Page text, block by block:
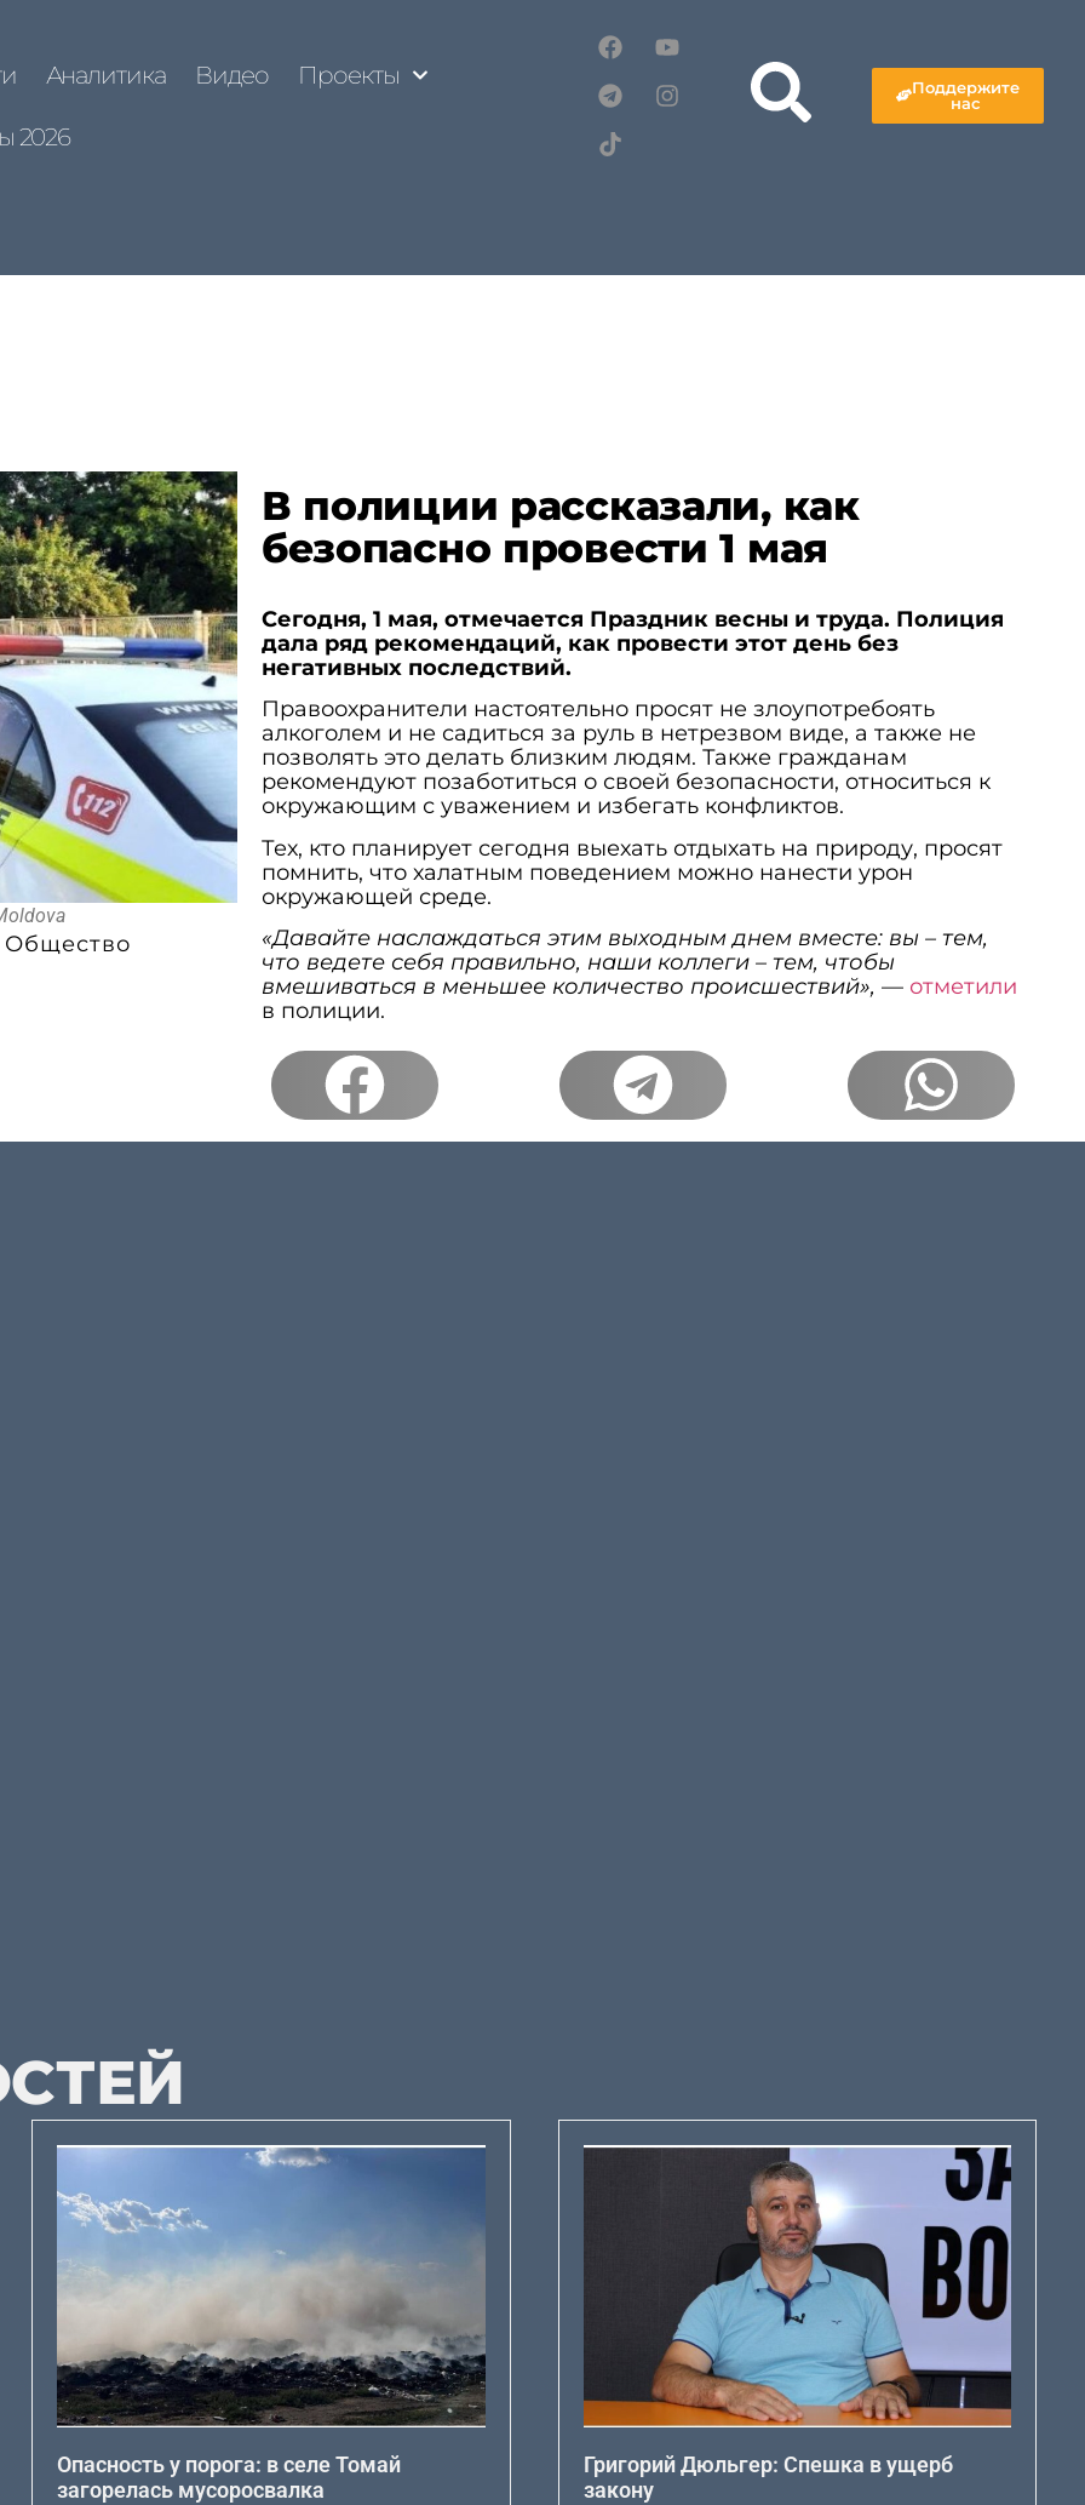
Аналитика Видео Проекты
2026
Поддержите
нас
Общество
В полиции рассказали, как
безопасно провести 1 мая
Сегодня, 1 мая, отмечается Праздник весны и труда. Полиция
дала ряд рекомендаций, как провести этот день без
негативных последствий.
Правоохранители настоятельно просят не злоупотребоять
алкоголем и не садиться за руль в нетрезвом виде, а также не
позволять это делать близким людям. Также гражданам
рекомендуют позаботиться о своей безопасности, относиться к
окружающим с уважением и избегать конфликтов.
Тех, кто планирует сегодня выехать отдыхать на природу, просят
помнить, что халатным поведением можно нанести урон
окружающей среде.
«Давайте наслаждаться этим выходным днем вместе: вы – тем,
что ведете себя правильно, наши коллеги – тем, чтобы
вмешиваться в меньшее количество происшествий», — отметили
в полиции.
Опасность у порога: в селе Томай
загорелась мусоросвалка
Григорий Дюльгер: Спешка в ущерб
закону